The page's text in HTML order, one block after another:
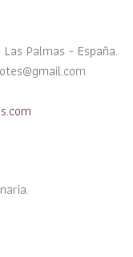
Las Palmas - España.